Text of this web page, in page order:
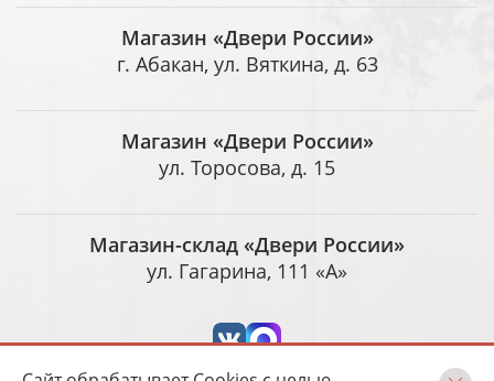
Магазин «Двери России»
г. Абакан, ул. Вяткина, д. 63
Магазин «Двери России»
ул. Торосова, д. 15
Магазин-склад «Двери России»
ул. Гагарина, 111 «А»